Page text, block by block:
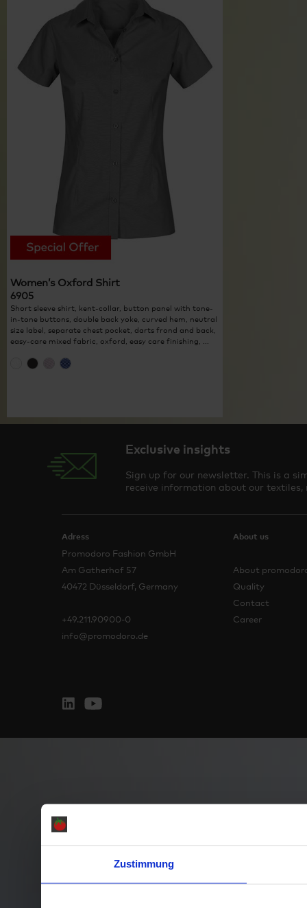
Zustimmung
Women’s Oxford Shirt
6905
Short sleeve shirt, kent-collar, button panel with tone-
in-tone buttons, double back yoke, curved hem, neutral
size label, separate chest pocket, darts frond and back,
easy-care mixed fabric, oxford, easy care finishing, ...
Exclusive insights
Sign up for our newsletter. This is a
receive information about our textiles,
Adress
Promodoro Fashion GmbH
Am Gatherhof 57
40472 Düsseldorf, Germany
+49.211.90900-0
info@promodoro.de
About us
About
Quality
Contact
Career